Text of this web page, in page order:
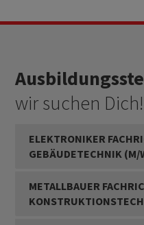
wir suchen Dich!
ELEKTRONIKER
GEBÄUDETECHNIK (M/
METALLBAUER